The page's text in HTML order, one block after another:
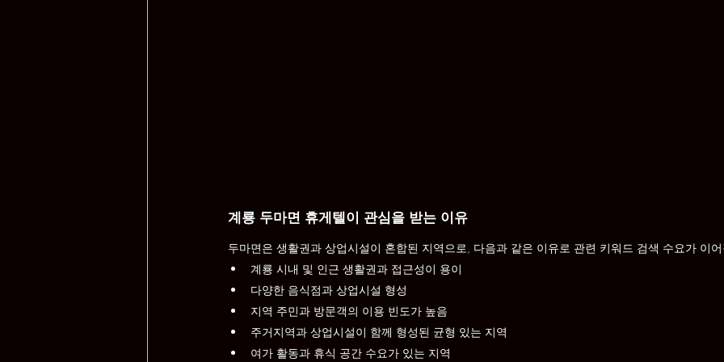
계룡 두마면 휴게텔이 관심을 받는 이유
두마면은 생활권과 상업시설이 혼합된 지역으로, 다음과 같은 이유로 관련 키워드 검색 수요가 이
계룡 시내 및 인근 생활권과 접근성이 용이
다양한 음식점과 상업시설 형성
지역 주민과 방문객의 이용 빈도가 높음
주거지역과 상업시설이 함께 형성된 균형 있는 지역
여가 활동과 휴식 공간 수요가 있는 지역